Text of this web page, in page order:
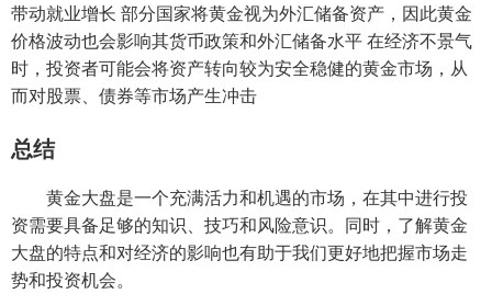
带动就业增长 部分国家将黄金视为外汇储备资产，因此黄金
价格波动也会影响其货币政策和外汇储备水平 在经济不景气
时，投资者可能会将资产转向较为安全稳健的黄金市场，从
而对股票、债券等市场产生冲击
总结
黄金大盘是一个充满活力和机遇的市场，在其中进行投
资需要具备足够的知识、技巧和风险意识。同时，了解黄金
大盘的特点和对经济的影响也有助于我们更好地把握市场走
势和投资机会。